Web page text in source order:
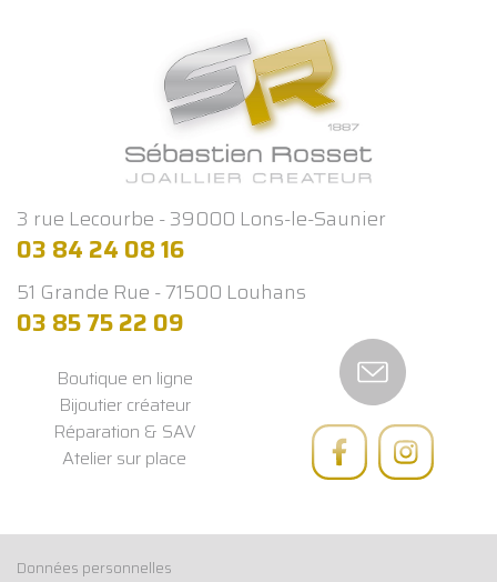
Boutique en ligne
Bijoutier créateur
Réparation & SAV
Atelier sur place
3 rue Lecourbe - 39000 Lons-le-Saunier
03 84 24 08 16
51 Grande Rue - 71500 Louhans
03 85 75 22 09
Données personnelles